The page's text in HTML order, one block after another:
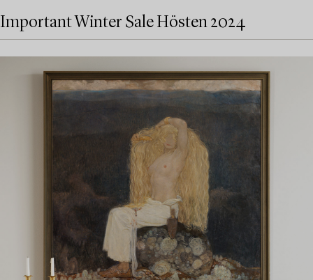
Important Winter Sale Hösten 2024